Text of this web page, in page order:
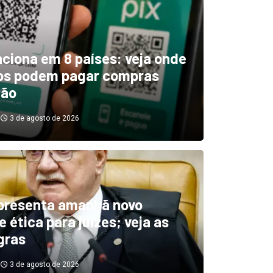
indica El Niño
diminuindo chuvas e
secas de rios
3 de agosto de 2026
em 8 países: veja onde
podem pagar compras
3 de agosto de 2026
amanhã novo
ética para juízes; veja as
3 de agosto de 2026